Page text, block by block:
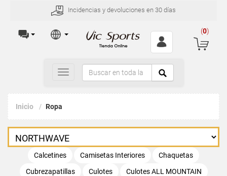
Incidencias y devoluciones en 30 días
(0)
Toggle
navigation
Inicio Ropa
Calcetines Camisetas Interiores
Chaquetas
Cubrezapatillas
Culotes
Culotes ALL MOUNTAIN